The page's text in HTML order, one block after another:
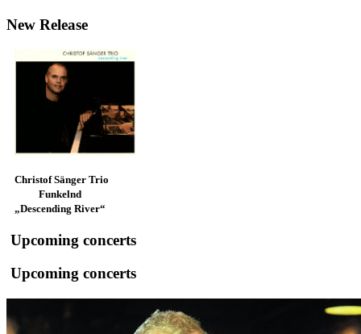
New Release
Christof Sänger Trio
Funkelnd
„Descending River“
Upcoming concerts
Upcoming concerts